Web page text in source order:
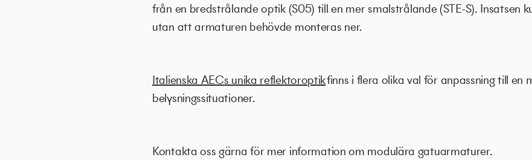
från en bredstrålande optik (S05) till en mer smalstrålande (STE-S). Insatsen
utan att armaturen behövde monteras ner.
Italienska AECs unika reflektoroptikfinns i flera olika val för anpassning till en
belysningssituationer.
Kontakta oss gärna för mer information om modulära gatuarmaturer.